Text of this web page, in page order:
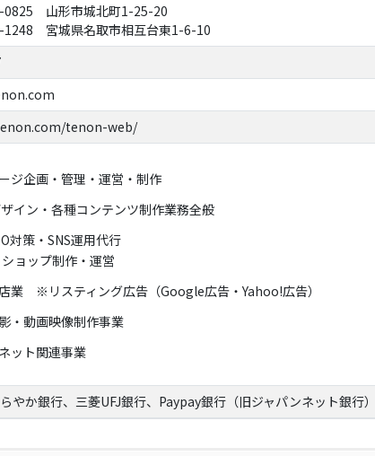
0825 山形市城北町1-25-20
1248 宮城県名取市相互台東1-6-10
tenon-web/
ジ企画・管理・運営・制作
イン・各種コンテンツ制作業務全般
対策・SNS運用代行
ョップ制作・運営
業 ※リスティング広告（Google広告・Yahoo!広告）
・動画映像制作事業
ット関連事業
やか銀行、三菱UFJ銀行、Paypay銀行（旧ジャパンネット銀行）